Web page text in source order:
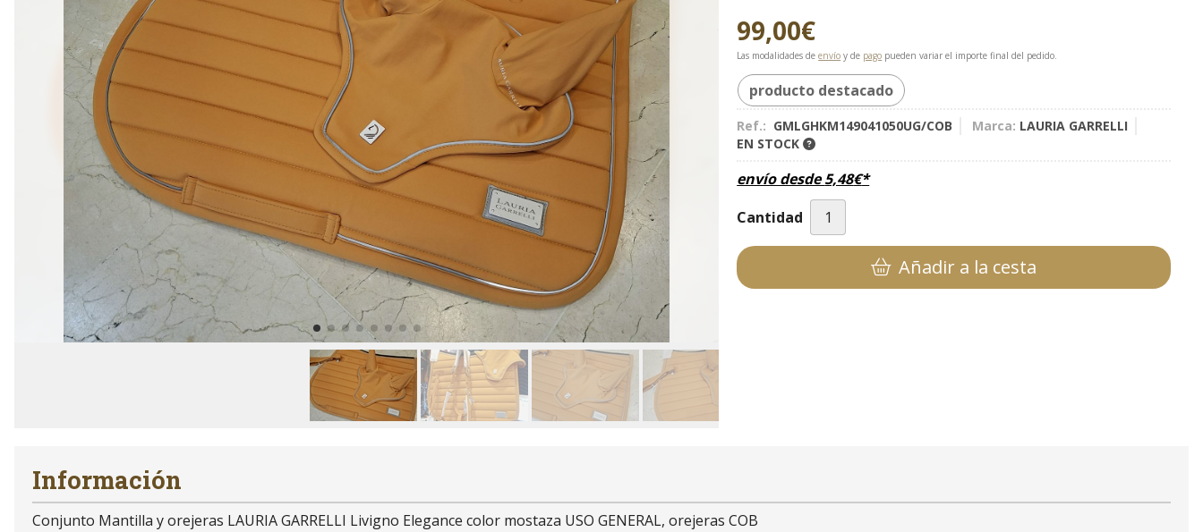
99,00€
Las modalidades deenvío y de pago pueden variar el importe final del pedido.
producto destacado
Ref.: GMLGHKM149041050UG/COB Marca: LAURIA GARRELLI
EN STOCK
envío desde5,48€*
Cantidad
Añadir a la cesta
Información
Conjunto Mantilla y orejeras LAURIA GARRELLI Livigno Elegance color mostaza USO GENERAL, orejeras COB